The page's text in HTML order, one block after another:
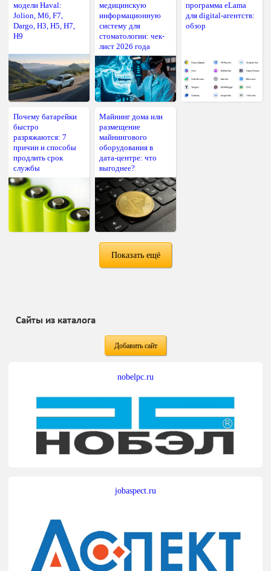
модели Haval:
Jolion, M6, F7,
Dargo, H3, H5, H7,
H9
медицинскую
информационную
систему для
стоматологии: чек-
лист 2026 года
программа eLama
для digital-агентств:
обзор
Почему батарейки
быстро
разряжаются: 7
причин и способы
продлить срок
службы
Майнинг дома или
размещение
майнингового
оборудования в
дата-центре: что
выгоднее?
Показать ещё
Сайты из каталога
Добавить сайт
nobelpc.ru
jobaspect.ru